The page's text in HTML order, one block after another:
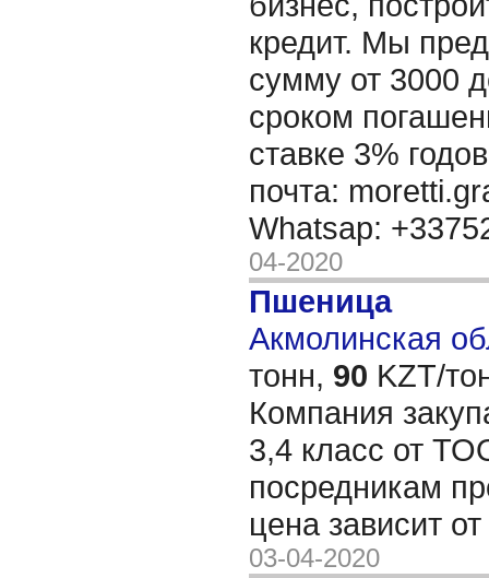
кредит. Мы
сумму от 3000
сроком
ставке 3%
почта:
Whatsap:
04-2020
Пшеница
Акмолинская
тонн, 90 KZT/
Компания
3,4 класс от
посредникам
цена зависит
03-04-2020